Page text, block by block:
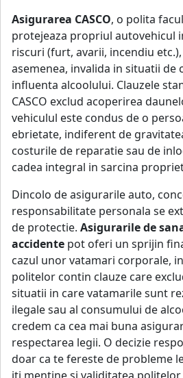
Asigurarea CASCO, o polita
protejeaza propriul autovehicul
riscuri (furt, avarii, incendiu
asemenea, invalida in situatii de
influenta alcoolului. Clauzele
CASCO exclud acoperirea
vehiculul este condus de o
ebrietate, indiferent de
costurile de reparatie sau de
cadea integral in sarcina
Dincolo de asigurarile auto,
responsabilitate personala se
de protectie. Asigurarile de
accidente pot oferi un sprijin
cazul unor vatamari corporale,
politelor contin clauze care
situatii in care vatamarile sunt
ilegale sau al consumului de
credem ca cea mai buna
respectarea legii. O decizie
doar ca te fereste de probleme